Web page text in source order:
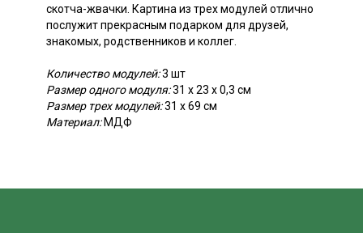
скотча-жвачки. Картина из трех модулей отлично
послужит прекрасным подарком для друзей,
знакомых, родственников и коллег.
Количество модулей:3 шт
Размер одного модуля:31 х 23 х 0,3 см
Размер трех модулей:31 х 69 см
Материал:МДФ